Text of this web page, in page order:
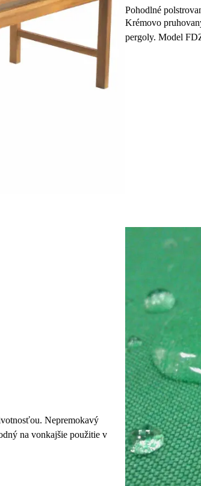
Pohodlné
Krémovo
pergoly. Model
Nepremokavý
na vonkajšie použitie v